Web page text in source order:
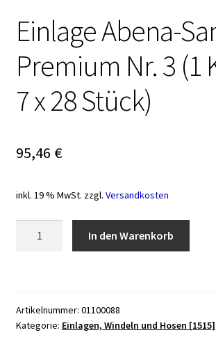
Einlage Abena-
Premium Nr. 3 (1
7 x 28 Stück)
95,46 €
inkl. 19 % MwSt. zzgl. Versandkosten
3
(1
In den Warenkorb
Artikelnummer: 01100088
Kategorie: Einlagen, Windeln und Hosen [1515]